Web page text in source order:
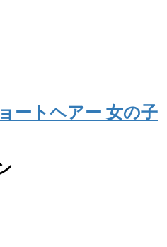
ートヘアー 女の子